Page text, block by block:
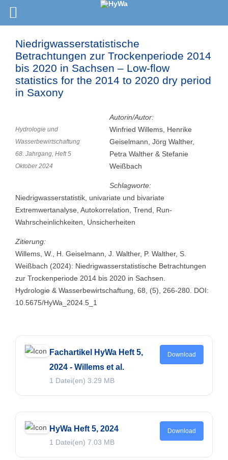
Niedrigwasserstatistische
Betrachtungen zur Trockenperiode 2014
bis 2020 in Sachsen – Low-flow
statistics for the 2014 to 2020 dry period
in Saxony
Hydrologie und
Wasserbewirtschaftung
68. Jahrgang, Heft 5
Oktober 2024
Autorin/Autor:
Winfried Willems, Henrike
Geiselmann, Jörg Walther,
Petra Walther & Stefanie
Weißbach
Schlagworte:
Niedrigwasserstatistik, univariate und bivariate
Extremwertanalyse, Autokorrelation, Trend, Run-
Wahrscheinlichkeiten, Unsicherheiten
Zitierung:
Willems, W., H. Geiselmann, J. Walther, P. Walther, S.
Weißbach (2024): Niedrigwasserstatistische Betrachtungen
zur Trockenperiode 2014 bis 2020 in Sachsen.
Hydrologie & Wasserbewirtschaftung, 68, (5), 266-280. DOI:
10.5675/HyWa_2024.5_1
Fachartikel HyWa Heft 5,
2024 - Willems et al.
1 Datei(en) 3.29 MB
Download
HyWa Heft 5, 2024
1 Datei(en) 7.03 MB
Download